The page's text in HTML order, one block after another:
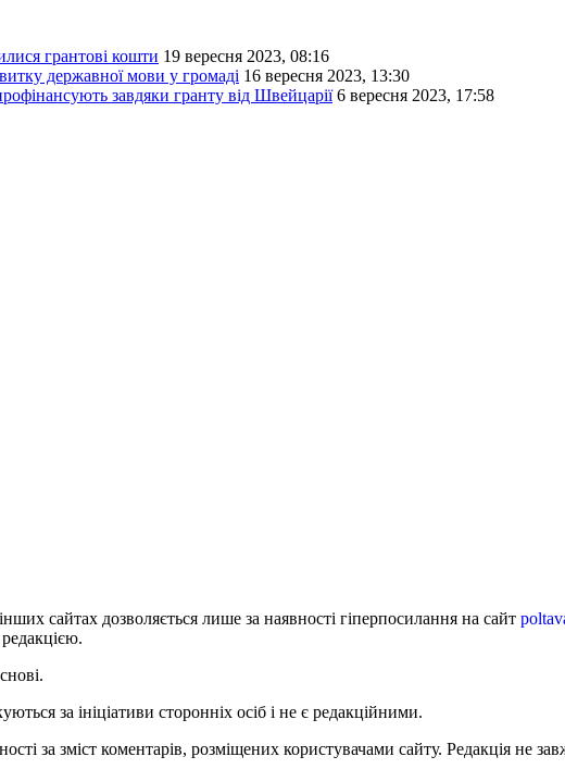
грантові кошти 19 вересня 2023, 08:16
державної мови у громаді 16 вересня 2023, 13:30
завдяки гранту від Швейцарії 6 вересня 2023, 17:58
сайтах дозволяється лише за наявності гіперпосилання на сайт
за ініціативи сторонніх осіб і не є редакційними.
за зміст коментарів, розміщених користувачами сайту. Редакція не